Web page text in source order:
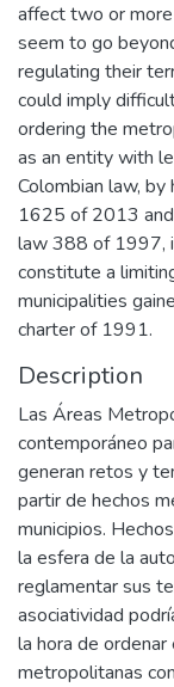
affect two or
seem to go
regulating their
could imply
ordering the
as an entity with
Colombian law, by
1625 of 2013 and
law 388 of 1997,
constitute a
municipalities
charter of 1991.
Description
Las Áreas
contemporáneo
generan retos y
partir de hechos
municipios.
la esfera de la
reglamentar sus
asociatividad
la hora de
metropolitanas